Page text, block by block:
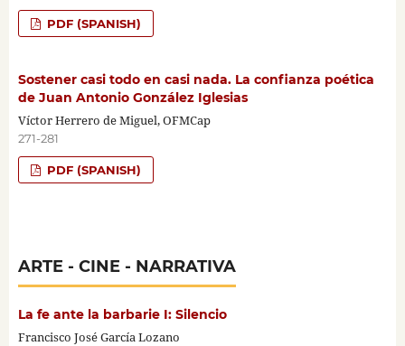
PDF (SPANISH)
Sostener casi todo en casi nada. La confianza poética
de Juan Antonio González Iglesias
Víctor Herrero de Miguel, OFMCap
271-281
PDF (SPANISH)
ARTE - CINE - NARRATIVA
La fe ante la barbarie I: Silencio
Francisco José García Lozano